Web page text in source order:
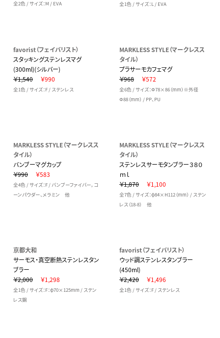
全2色 / サイズ：M / EVA 全1色 / サイズ：L / EVA
favorist（フェイバリスト）
スタッキングステンレスマグ
(300ml)(シルバー)
￥1,540
￥990
全1色 / サイズ：F / ステンレス
MARKLESS STYLE（マークレスス
タイル）
プラサーモカフェマグ
￥968
￥572
全6色 / サイズ：Φ78×86（mm）※外径
Φ88（mm） / PP、PU
MARKLESS STYLE（マークレスス
タイル）
バンブーマグカップ
￥990
￥583
全4色 / サイズ：F / バンブーファイバー，コ
ーンパウダー、メラミン 他
MARKLESS STYLE（マークレスス
タイル）
ステンレスサーモタンブラー３８０
ｍｌ
￥1,870
￥1,100
全7色 / サイズ：φ84×H112（mm） / ステン
レス（18-8） 他
京都大和
サーモス・真空断熱ステンレスタン
ブラー
￥2,000
￥1,298
全1色 / サイズ：F：φ70×125mm / ステン
レス鋼
favorist（フェイバリスト）
ウッド調ステンレスタンブラー
(450ml)
￥2,420
￥1,496
全1色 / サイズ：F / ステンレス